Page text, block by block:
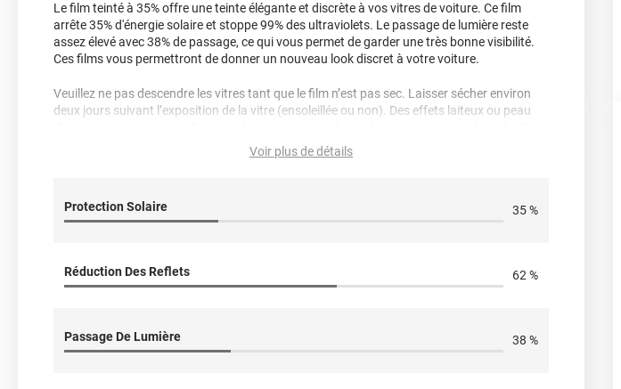
*****
Il y a 614 jours
Bien noir. Belle qualité
*****
Il y a 631 jours
Top
Il y a 862 jours
*****
Il y a 1152 jours
*****
Il y a 1155 jours
Film de très bonne qualité
Très bon covering, facile à travailler. J'ai pu faire un capot entier seule, ça m'a demandé
Le film teinté à 35% offre une teinte élégante et discrète à vos vitres de voiture. Ce film
arrête 35% d'énergie solaire et stoppe 99% des ultraviolets. Le passage de lumière reste
assez élevé avec 38% de passage, ce qui vous permet de garder une très bonne visibilité.
Ces films vous permettront de donner un nouveau look discret à votre voiture.
Veuillez ne pas descendre les vitres tant que le film n’est pas sec. Laisser sécher environ
deux jours suivant l’exposition de la vitre (ensoleillée ou non). Des effets laiteux ou peau
sont des effets normaux, il suffit de laisser sécher le film pour qu’ils disparaissent. Vous
pouvez appliquer un morceau de scotch sur le bouton pour ouvrir/fermer votre vitre afin
Voir plus de détails
Protection Solaire 35 %
Réduction Des Reflets 62 %
Passage De Lumière 38 %